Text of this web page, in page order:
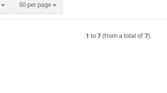
50 per page
per page
1 to 7(from a total of 7)